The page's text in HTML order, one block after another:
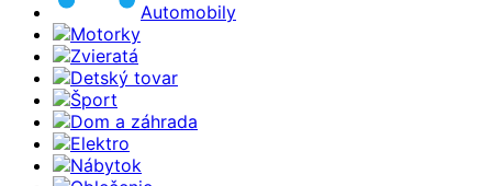
Automobily
Motorky
Zvieratá
Detský tovar
Šport
Dom a záhrada
Elektro
Nábytok